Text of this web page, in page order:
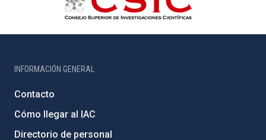
INFORMACIÓN GENERAL
Contacto
Cómo llegar al IAC
Directorio de personal